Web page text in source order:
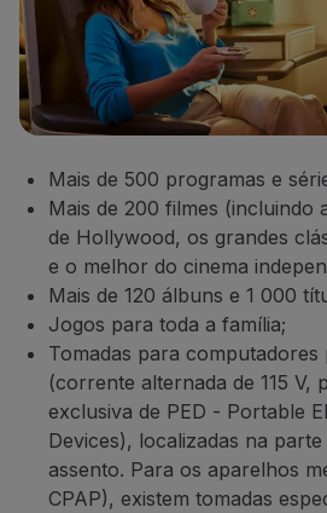
Mais de 500 programas e
Mais de 200 filmes (incluindo
de Hollywood, os grandes
e o melhor do cinema
Mais de 120 álbuns e 1 000
Jogos para toda a família;
Tomadas para computadores
(corrente alternada de 115 V,
exclusiva de PED - Portable
Devices), localizadas na
assento. Para os aparelhos
CPAP), existem tomadas